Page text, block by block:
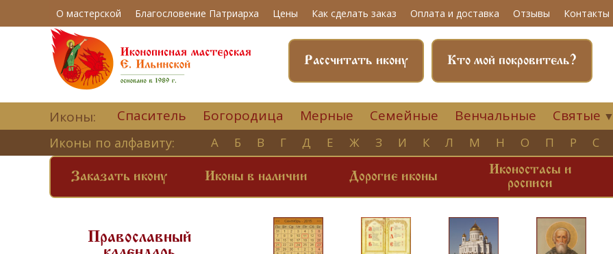
О мастерской Благословение Патриарха Цены Как сделать заказ Оплата и доставка Отзывы Контакты
Кто мой покровитель?
Рассчитать икону
Иконы: Спаситель Богородица Мерные Семейные Венчальные Святые ▼
Иконы по алфавиту: А Б В Г Д Е Ж З И К Л М Н О П Р С
Заказать икону Иконы в наличии Дорогие иконы
Иконостасы и
росписи
Православный